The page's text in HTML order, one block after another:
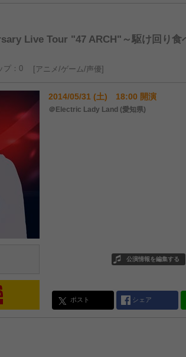
キング】2026年上半期編発表！
Live Tour "47 ARCH"～駆け回り食
プ：0 アニメ/ゲーム/声優
2014/05/31 (土) 18:00 開演
＠Electric Lady Land (愛知県)
公演情報を編集する
ポスト シェア